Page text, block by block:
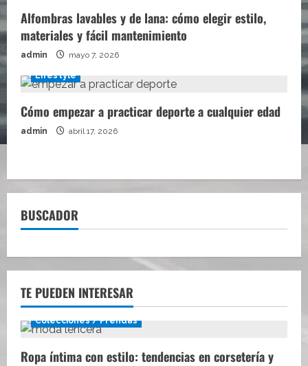
Alfombras lavables y de lana: cómo elegir estilo,
materiales y fácil mantenimiento
admin mayo 7, 2026
Lifestyle
Cómo empezar a practicar deporte a cualquier edad
admin abril 17, 2026
BUSCADOR
TE PUEDEN INTERESAR
Colecciones / Prendas
Ropa íntima con estilo: tendencias en corsetería y